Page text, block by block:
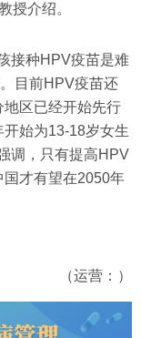
授介绍。
接种HPV疫苗是难
目前HPV疫苗还
区已经开始先行
始为13-18岁女生
调，只有提高HPV
才有望在2050年
（运营：）